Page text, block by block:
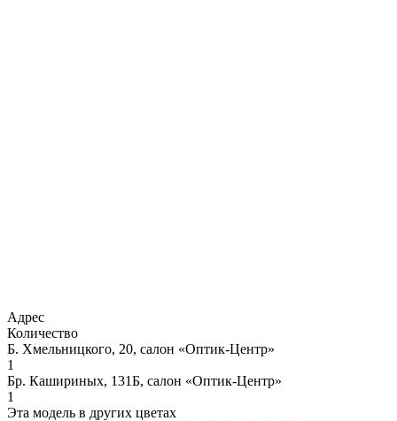
Адрес
Количество
Б. Хмельницкого, 20, салон «Оптик-Центр»
1
Бр. Кашириных, 131Б, салон «Оптик-Центр»
1
Эта модель в других цветах